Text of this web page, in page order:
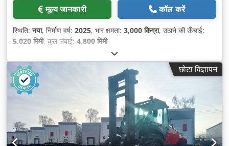
मूल्य जानकारी कॉल करें
स्थिति:नया, निर्माण वर्ष: 2025, भार क्षमता: 3,000 किग्रा, उठाने की ऊँचाई:
5,020 मिमी, कुल लंबाई: 4,800 मिमी,
छोटा विज्ञापन